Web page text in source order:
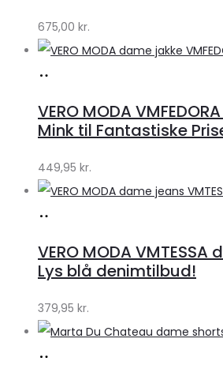
Lykke
675,00 kr.
Klædeskabet.dk
VERO MODA
Mink til Fantastiske
449,95 kr.
Klædeskabet.dk
VERO MODA
Lys blå denimtilbud!
379,95 kr.